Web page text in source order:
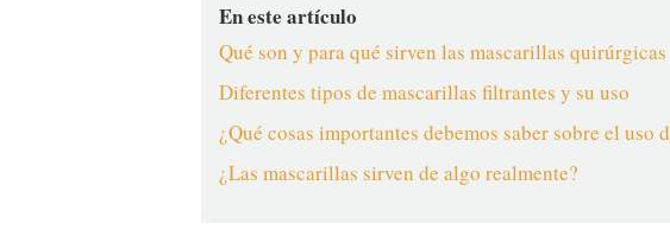
En este artículo
Qué son y para qué sirven las mascarillas quirúrgicas
Diferentes tipos de mascarillas filtrantes y su uso
¿Qué cosas importantes debemos saber sobre el uso
¿Las mascarillas sirven de algo realmente?